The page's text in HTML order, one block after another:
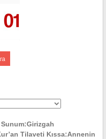
Tilaveti Kıssa:Annenin